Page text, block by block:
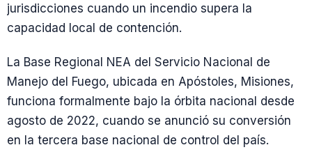
jurisdicciones cuando un incendio supera la
capacidad local de contención.
La Base Regional NEA del Servicio Nacional de
Manejo del Fuego, ubicada en Apóstoles, Misiones,
funciona formalmente bajo la órbita nacional desde
agosto de 2022, cuando se anunció su conversión
en la tercera base nacional de control del país.